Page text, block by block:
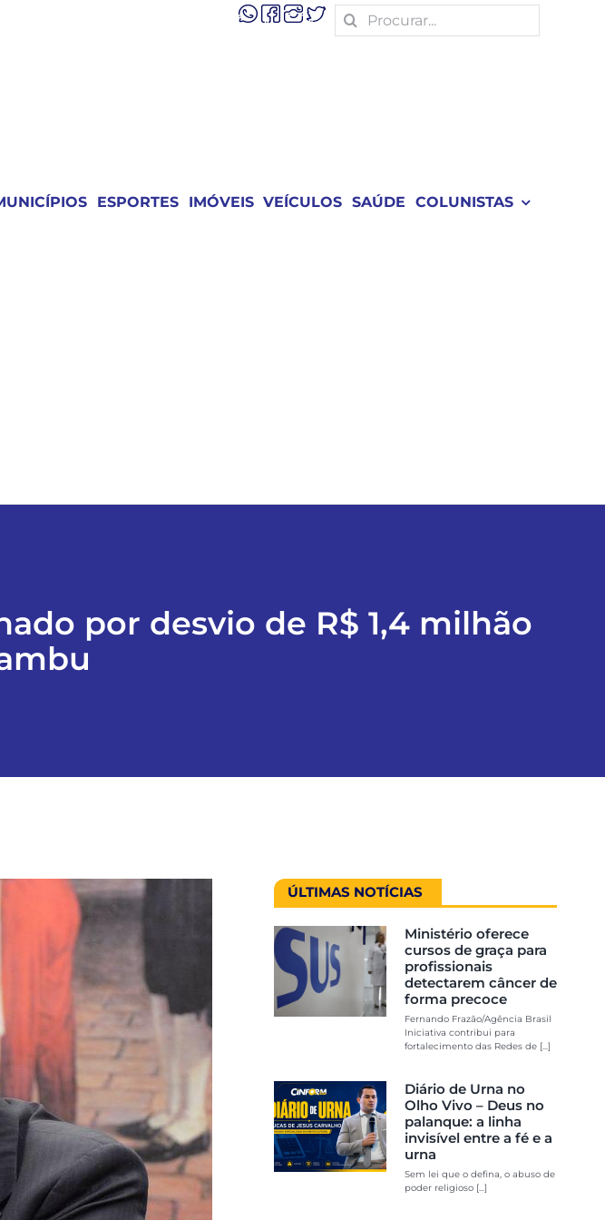
Search
for:
ESPORTES IMÓVEIS VEÍCULOS SAÚDE COLUNISTAS
por desvio de R$ 1,4 milhão
ÚLTIMAS NOTÍCIAS
Ministério oferece
cursos de graça para
profissionais
detectarem câncer de
forma precoce
Fernando Frazão/Agência Brasil
Iniciativa contribui para
fortalecimento das Redes de [...]
Diário de Urna no
Olho Vivo – Deus no
palanque: a linha
invisível entre a fé e a
urna
Sem lei que o defina, o abuso de
poder religioso [...]